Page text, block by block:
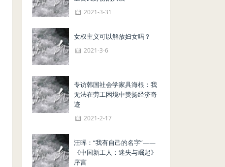
2021-3-31
女权主义可以解放妇女吗？
2021-3-6
专访韩国社会学家具海根：我
无法在劳工困境中赞扬经济奇
迹
2021-2-17
汪晖：“我有自己的名字”——
《中国新工人：迷失与崛起》
序言